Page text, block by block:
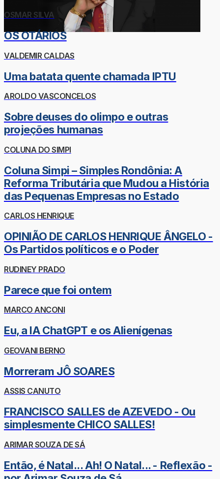
OSMAR SILVA
OS OTÁRIOS
VALDEMIR CALDAS
Uma batata quente chamada IPTU
AROLDO VASCONCELOS
Sobre deuses do olimpo e outras
projeções humanas
COLUNA DO SIMPI
Coluna Simpi – Simples Rondônia: A
Reforma Tributária que Mudou a História
das Pequenas Empresas no Estado
CARLOS HENRIQUE
OPINIÃO DE CARLOS HENRIQUE ÂNGELO -
Os Partidos políticos e o Poder
RUDINEY PRADO
Parece que foi ontem
MARCO ANCONI
Eu, a IA ChatGPT e os Alienígenas
GEOVANI BERNO
Morreram JÔ SOARES
ASSIS CANUTO
FRANCISCO SALLES de AZEVEDO - Ou
simplesmente CHICO SALLES!
ARIMAR SOUZA DE SÁ
Então, é Natal... Ah! O Natal... - Reflexão -